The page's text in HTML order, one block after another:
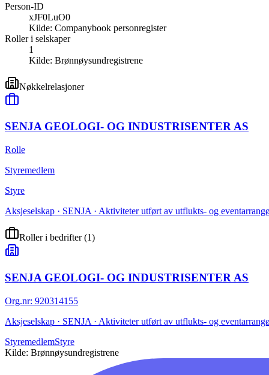
Person-ID
xJF0LuO0
Kilde: Companybook personregister
Roller i selskaper
1
Kilde: Brønnøysundregistrene
Nøkkelrelasjoner
SENJA GEOLOGI- OG INDUSTRISENTER AS
Rolle
Styremedlem
Styre
Aksjeselskap · SENJA · Aktiviteter utført av utflukts- og
Roller i bedrifter(1)
SENJA GEOLOGI- OG INDUSTRISENTER AS
Org.nr: 920314155
Aksjeselskap · SENJA · Aktiviteter utført av utflukts- og
StyremedlemStyre
Kilde: Brønnøysundregistrene